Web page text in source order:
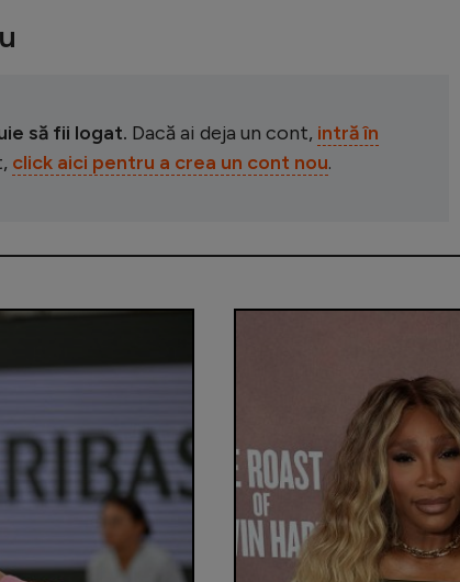
să fii logat. Dacă ai deja un cont, intră în
click aici pentru a crea un cont nou.